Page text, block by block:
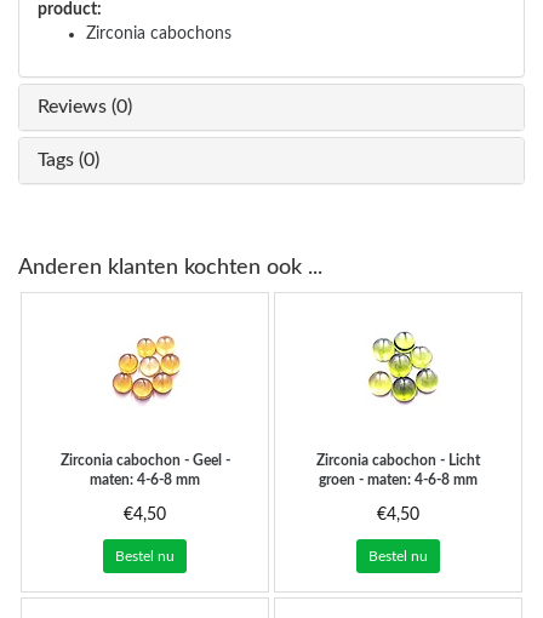
product:
Zirconia cabochons
Reviews (0)
Tags (0)
Anderen klanten kochten ook ...
Zirconia cabochon - Geel -
maten: 4-6-8 mm
€4,50
Bestel nu
Zirconia cabochon - Licht
groen - maten: 4-6-8 mm
€4,50
Bestel nu